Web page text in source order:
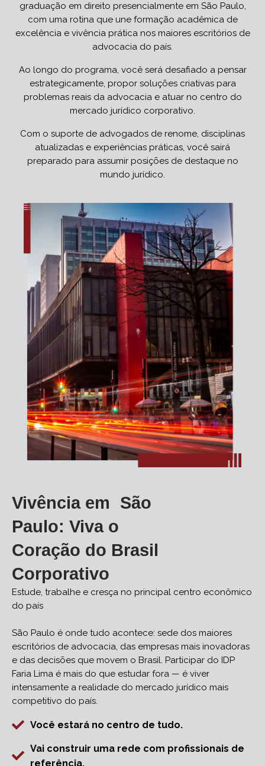
graduação em direito presencialmente em São Paulo,
com uma rotina que une formação acadêmica de
excelência e vivência prática nos maiores escritórios de
advocacia do país.
Ao longo do programa, você será desafiado a pensar
estrategicamente, propor soluções criativas para
problemas reais da advocacia e atuar no centro do
mercado jurídico corporativo.
Com o suporte de advogados de renome, disciplinas
atualizadas e experiências práticas, você sairá
preparado para assumir posições de destaque no
mundo jurídico.
Vivência em São
Paulo: Viva o
Coração do Brasil
Corporativo
Estude, trabalhe e cresça no principal centro econômico
do país
São Paulo é onde tudo acontece: sede dos maiores
escritórios de advocacia, das empresas mais inovadoras
e das decisões que movem o Brasil. Participar do IDP
Faria Lima é mais do que estudar fora — é viver
intensamente a realidade do mercado jurídico mais
competitivo do país.
Você estará no centro de tudo.
Vai construir uma rede com profissionais de
referência.